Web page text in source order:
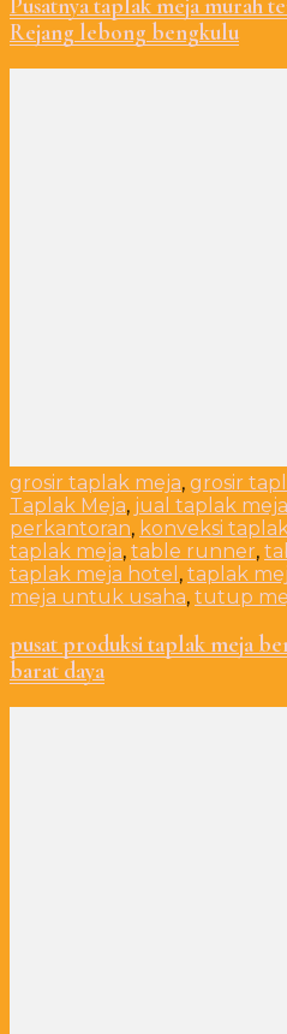
Pusatnya taplak meja murah
Rejang lebong bengkulu
grosir taplak meja, grosir
Taplak Meja, jual taplak
perkantoran, konveksi
taplak meja, table runner,
taplak meja hotel , taplak
meja untuk usaha, tutup
pusat produksi taplak meja
barat daya